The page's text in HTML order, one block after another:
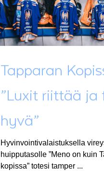
Tapparan
”Luxit riittää ja
hyvä”
Hyvinvointivalaistuksella
huipputasolle ”Meno on kuin
kopissa” totesi tamper ...